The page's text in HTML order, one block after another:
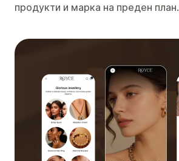
продукти и марка на преден план.